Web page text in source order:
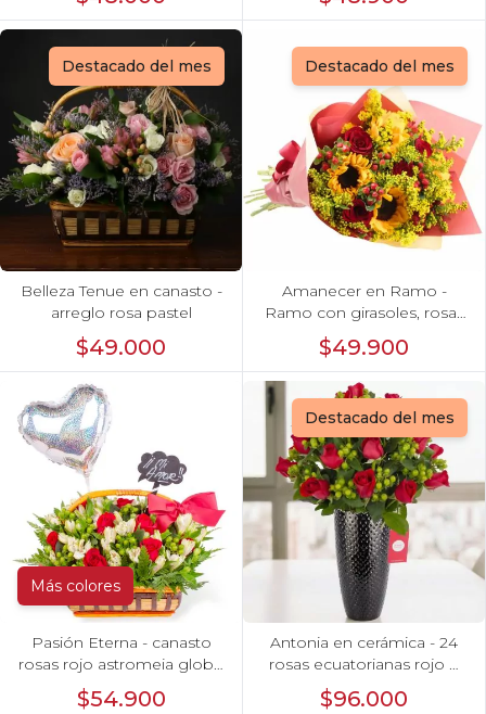
Destacado del mes
Belleza Tenue en canasto -
arreglo rosa pastel
$49.000
Destacado del mes
Amanecer en Ramo -
Ramo con girasoles, rosas
rojo e hypericum
$49.900
Más colores
Pasión Eterna - canasto
rosas rojo astromeia globo
$54.900
Destacado del mes
Antonia en cerámica - 24
rosas ecuatorianas rojo e
hypericum
$96.000